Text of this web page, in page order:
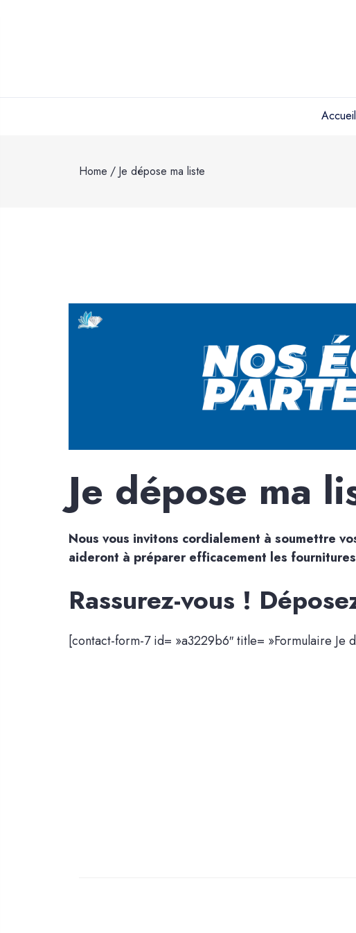
Accueil
Home / Je dépose ma liste
Je dépose ma
Nous vous invitons cordialement à soumettre
aideront à préparer efficacement les
Rassurez-vous !
[contact-form-7 id= »a3229b6″ title= »Formulaire Je